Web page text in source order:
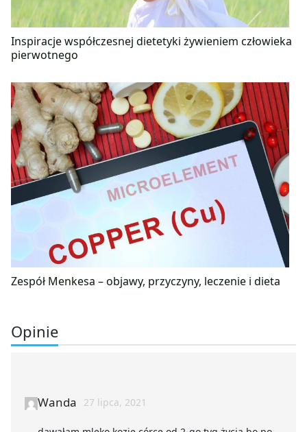
Inspiracje współczesnej dietetyki żywieniem człowieka
pierwotnego
Zespół Menkesa – objawy, przyczyny, leczenie i dieta
Opinie
Wanda 27 lipca, 2021